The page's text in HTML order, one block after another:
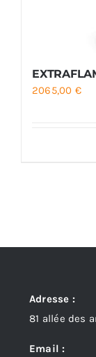
2065,00 €
Adresse :
81 allée des
Email :